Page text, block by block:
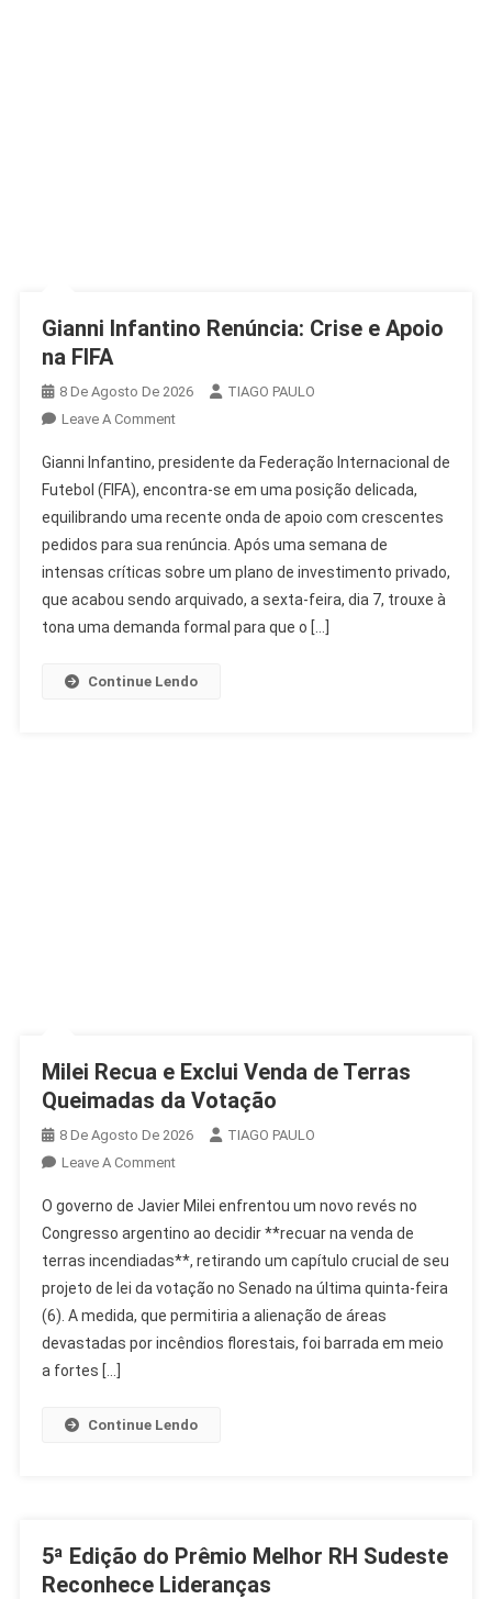
Gianni Infantino Renúncia: Crise e Apoio
na FIFA
8 De Agosto De 2026
TIAGO PAULO
Leave A CommentOn
Infantino
Renúncia:
Crise
E
Apoio
Na
FIFA
Gianni Infantino, presidente da Federação Internacional de
Futebol (FIFA), encontra-se em uma posição delicada,
equilibrando uma recente onda de apoio com crescentes
pedidos para sua renúncia. Após uma semana de
intensas críticas sobre um plano de investimento privado,
que acabou sendo arquivado, a sexta-feira, dia 7, trouxe à
tona uma demanda formal para que o […]
Continue Lendo
Milei Recua e Exclui Venda de Terras
Queimadas da Votação
8 De Agosto De 2026
TIAGO PAULO
Leave A CommentOn
Recua
E
Exclui
Venda
De
Terras
O governo de Javier Milei enfrentou um novo revés no
Congresso argentino ao decidir **recuar na venda de
terras incendiadas**, retirando um capítulo crucial de seu
projeto de lei da votação no Senado na última quinta-feira
(6). A medida, que permitiria a alienação de áreas
devastadas por incêndios florestais, foi barrada em meio
a fortes […]
Continue Lendo
5ª Edição do Prêmio Melhor RH Sudeste
Reconhece Lideranças